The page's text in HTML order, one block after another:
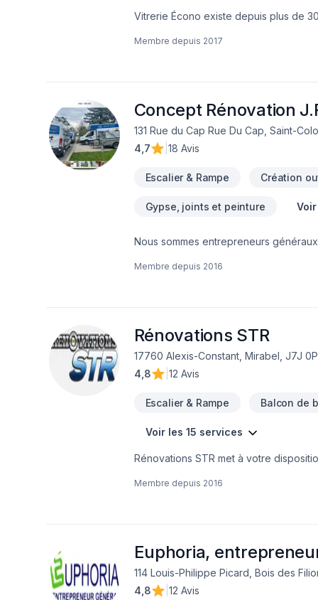
Vitrerie Écono existe depuis plus de
services autant résidentiel que
Membre depuis 2017
Concept Rénovation
131 Rue du Cap Rue Du Cap, Saint-
4,7
18 Avis
Escalier & Rampe Création
Gypse, joints et peinture
Nous sommes entrepreneurs
et nous nous spécialisons
Adèle, ce qui nous permet
maximiser votre investissement,Une
vos travaux à une équipe
le confort de votre propriété.
Membre depuis 2016
Rénovations STR
17760 Alexis-Constant, Mirabel, J7J
4,8
12 Avis
Escalier & Rampe Balcon de
Voir les 15 services
Rénovations STR met à votre
Solarium, Soudeur, Sous-sol, Tirage
Membre depuis 2016
Euphoria,
114 Louis-Philippe Picard, Bois des
4,8
12 Avis